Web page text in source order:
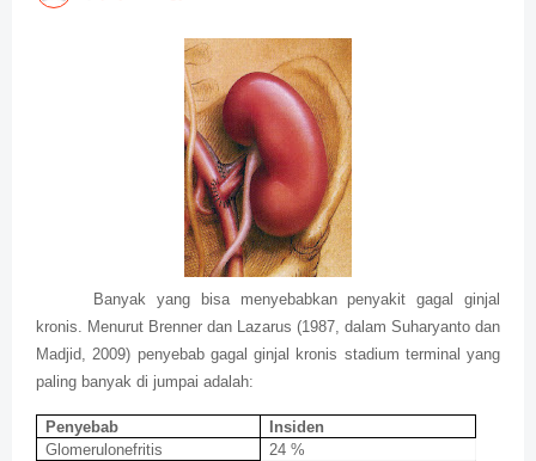
Banyak yang bisa menyebabkan penyakit gagal ginjal
kronis. Menurut Brenner dan Lazarus (1987, dalam Suharyanto dan
Madjid, 2009) penyebab gagal ginjal kronis stadium terminal yang
paling banyak di jumpai adalah:
Penyebab
Insiden
Glomerulonefritis
24 %